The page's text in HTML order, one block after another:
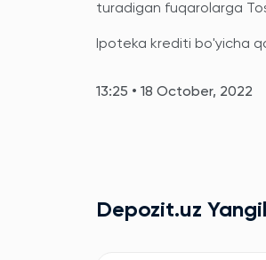
turadigan fuqarolarga
Ipoteka krediti bo'yicha
13:25 • 18 October, 2022
Depozit.uz